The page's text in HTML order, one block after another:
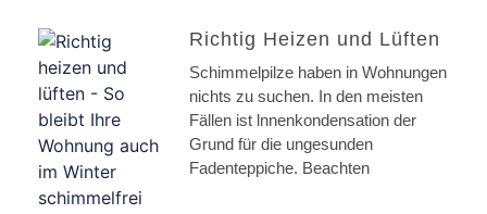
Richtig Heizen und Lüften
Schimmelpilze haben in Wohnungen
nichts zu suchen. In den meisten
Fällen ist lnnenkondensation der
Grund für die ungesunden
Fadenteppiche. Beachten